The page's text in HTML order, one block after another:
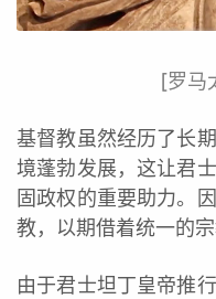
[罗马
基督教虽然经历了长
境蓬勃发展，这让君
固政权的重要助力。
教，以期借着统一的
由于君士坦丁皇帝推